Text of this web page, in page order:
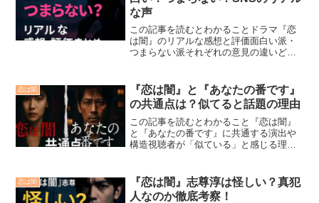
な声
この記事を読むとわかることドラマ『恋
は闇』のリアルな感想と評価面白い派・
つまらない派それぞれの意見の違いどん
価を紹介2024年に放送されたドラマ『恋
は闇』は、恋愛とサス...
恋は闇
『恋は闇』と『あなたの番です』
の共通点は？似てると話題の理由
この記事を読むとわかること『恋は闇』
と『あなたの番です』に共通する演出や
構造視聴者が「似ている」と感じる理由
闇』が、過去の話題作『あなたの番で
す』と似ているとSNS...
恋は闇
『恋は闇』志尊淳は怪しい？真犯
人なのか徹底考察！